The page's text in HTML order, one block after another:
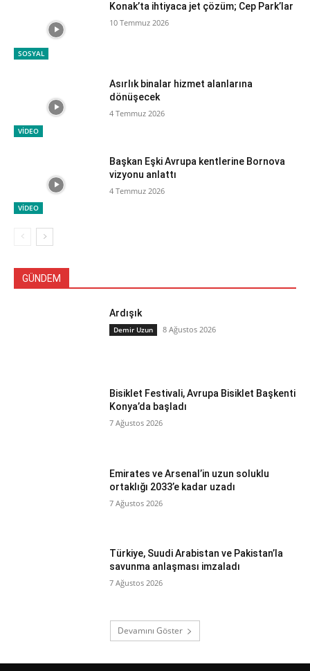
SOSYAL
Konak’ta ihtiyaca jet çözüm; Cep Park’lar
10 Temmuz 2026
VİDEO
Asırlık binalar hizmet alanlarına
dönüşecek
4 Temmuz 2026
VİDEO
Başkan Eşki Avrupa kentlerine Bornova
vizyonu anlattı
4 Temmuz 2026
GÜNDEM
Ardışık
Demir Uzun 8 Ağustos 2026
Bisiklet Festivali, Avrupa Bisiklet Başkenti
Konya’da başladı
7 Ağustos 2026
Emirates ve Arsenal’in uzun soluklu
ortaklığı 2033’e kadar uzadı
7 Ağustos 2026
Türkiye, Suudi Arabistan ve Pakistan’la
savunma anlaşması imzaladı
7 Ağustos 2026
Devamını Göster